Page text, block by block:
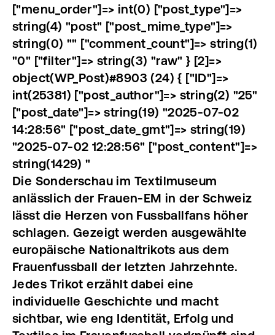
["menu_order"]=> int(0) ["post_type"]=>
string(4) "post" ["post_mime_type"]=>
string(0) "" ["comment_count"]=> string(1)
"0" ["filter"]=> string(3) "raw" } [2]=>
object(WP_Post)#8903 (24) { ["ID"]=>
int(25381) ["post_author"]=> string(2) "25"
["post_date"]=> string(19) "2025-07-02
14:28:56" ["post_date_gmt"]=> string(19)
"2025-07-02 12:28:56" ["post_content"]=>
string(1429) "
Die Sonderschau im Textilmuseum
anlässlich der Frauen-EM in der Schweiz
lässt die Herzen von Fussballfans höher
schlagen. Gezeigt werden ausgewählte
europäische Nationaltrikots aus dem
Frauenfussball der letzten Jahrzehnte.
Jedes Trikot erzählt dabei eine
individuelle Geschichte und macht
sichtbar, wie eng Identität, Erfolg und